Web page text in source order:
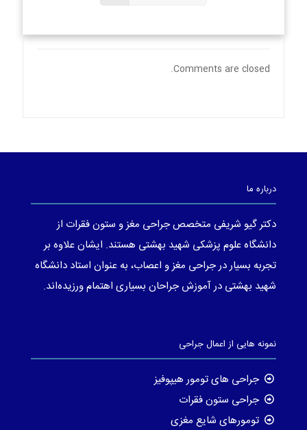
Comments are closed.
درباره ما
دکتر گیو شریفی متخصص جراحی مغز و ستون فقرات از
دانشگاه علوم پزشکی شهید بهشتی هستند. ایشان علاوه بر
تجربه بسیار در جراحی مغز و اعصاب، به عنوان استاد دانشگاه
شهید بهشتی در آموزش جراحان بسیاری اهتمام ورزیده‌اند.
نمونه هایی از اعمال جراحی
جراحی های تومور هیپوفیز
جراحی ستون فقرات
تومورهای شایع مغزی